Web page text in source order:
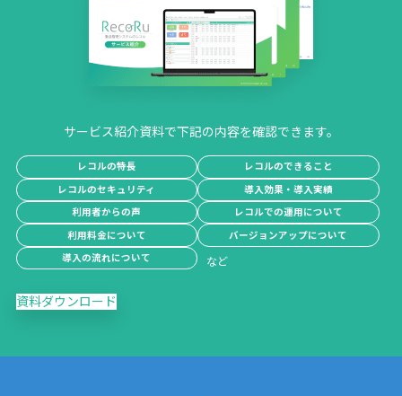
サービス紹介資料で下記の内容を確認できます。
レコルの特長
レコルのできること
レコルのセキュリティ
導入効果・導入実績
利用者からの声
レコルでの運用について
利用料金について
バージョンアップについて
導入の流れについて
資料ダウンロード